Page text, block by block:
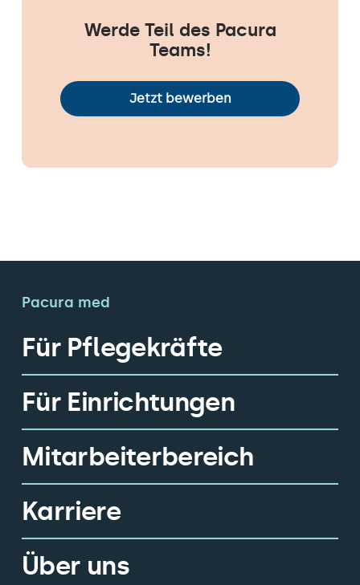
Werde Teil des Pacura
Teams!
Jetzt bewerben
Pacura med
Für Pflegekräfte
Für Einrichtungen
Mitarbeiterbereich
Karriere
Über uns